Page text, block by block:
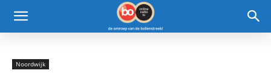
Noordwijk